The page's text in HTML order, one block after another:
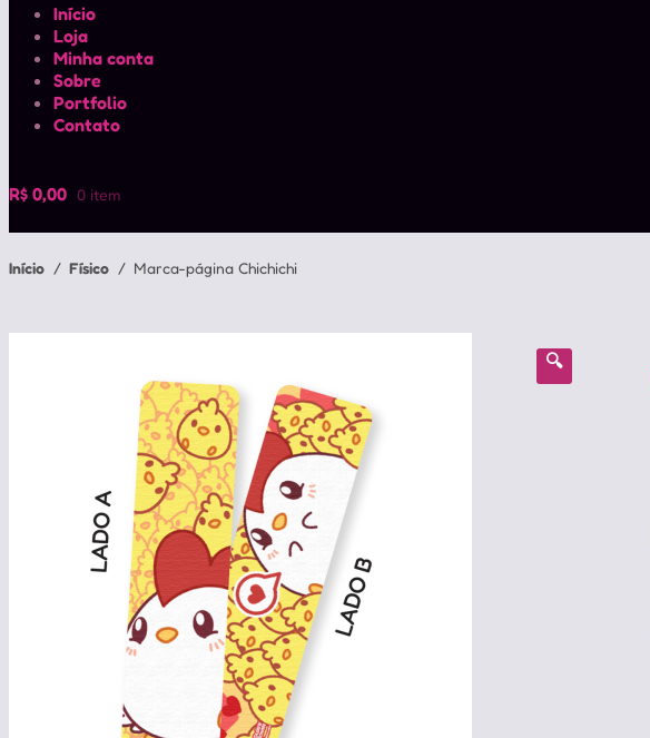
Início
Loja
Minha conta
Sobre
Portfolio
Contato
R$ 0,00 0 item
Início / Físico / Marca-página Chichichi
🔍